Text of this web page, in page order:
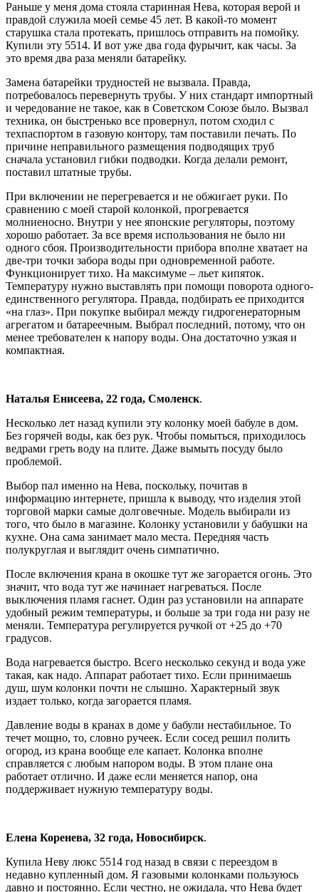
Раньше у меня дома стояла старинная Нева, которая верой и
правдой служила моей семье 45 лет. В какой-то момент
старушка стала протекать, пришлось отправить на помойку.
Купили эту 5514. И вот уже два года фурычит, как часы. За
это время два раза меняли батарейку.
Замена батарейки трудностей не вызвала. Правда,
потребовалось перевернуть трубы. У них стандарт импортный
и чередование не такое, как в Советском Союзе было. Вызвал
техника, он быстренько все провернул, потом сходил с
техпаспортом в газовую контору, там поставили печать. По
причине неправильного размещения подводящих труб
сначала установил гибки подводки. Когда делали ремонт,
поставил штатные трубы.
При включении не перегревается и не обжигает руки. По
сравнению с моей старой колонкой, прогревается
молниеносно. Внутри у нее японские регуляторы, поэтому
хорошо работает. За все время использования не было ни
одного сбоя. Производительности прибора вполне хватает на
две-три точки забора воды при одновременной работе.
Функционирует тихо. На максимуме – льет кипяток.
Температуру нужно выставлять при помощи поворота одного-
единственного регулятора. Правда, подбирать ее приходится
«на глаз». При покупке выбирал между гидрогенераторным
агрегатом и батареечным. Выбрал последний, потому, что он
менее требователен к напору воды. Она достаточно узкая и
компактная.
Наталья Енисеева, 22 года, Смоленск.
Несколько лет назад купили эту колонку моей бабуле в дом.
Без горячей воды, как без рук. Чтобы помыться, приходилось
ведрами греть воду на плите. Даже вымыть посуду было
проблемой.
Выбор пал именно на Нева, поскольку, почитав в
информацию интернете, пришла к выводу, что изделия этой
торговой марки самые долговечные. Модель выбирали из
того, что было в магазине. Колонку установили у бабушки на
кухне. Она сама занимает мало места. Передняя часть
полукруглая и выглядит очень симпатично.
После включения крана в окошке тут же загорается огонь. Это
значит, что вода тут же начинает нагреваться. После
выключения пламя гаснет. Один раз установили на аппарате
удобный режим температуры, и больше за три года ни разу не
меняли. Температура регулируется ручкой от +25 до +70
градусов.
Вода нагревается быстро. Всего несколько секунд и вода уже
такая, как надо. Аппарат работает тихо. Если принимаешь
душ, шум колонки почти не слышно. Характерный звук
издает только, когда загорается пламя.
Давление воды в кранах в доме у бабули нестабильное. То
течет мощно, то, словно ручеек. Если сосед решил полить
огород, из крана вообще еле капает. Колонка вполне
справляется с любым напором воды. В этом плане она
работает отлично. И даже если меняется напор, она
поддерживает нужную температуру воды.
Елена Коренева, 32 года, Новосибирск.
Купила Неву люкс 5514 год назад в связи с переездом в
недавно купленный дом. Я газовыми колонками пользуюсь
давно и постоянно. Если честно, не ожидала, что Нева будет